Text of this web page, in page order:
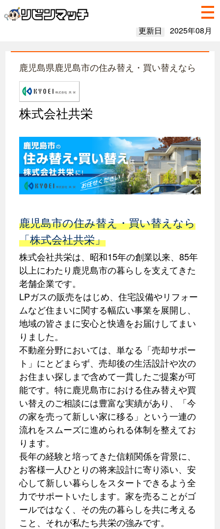
更新日 2025年08月
鹿児島県鹿児島市の住み替え・買い替えなら
株式会社共栄
鹿児島市の住み替え・買い替えなら
「株式会社共栄」
株式会社共栄は、昭和15年の創業以来、85年
以上にわたり鹿児島市の暮らしを支えてきた
老舗企業です。
LPガスの販売をはじめ、住宅設備やリフォー
ムなど住まいに関する幅広い事業を展開し、
地域の皆さまに安心と快適をお届けしてまい
りました。
不動産分野においては、単なる「売却サポー
ト」にとどまらず、売却後の生活設計や次の
お住まい探しまで含めて一貫したご提案が可
能です。特に鹿児島市における住み替えや買
い替えのご相談には豊富な実績があり、「今
の家を売って新しい家に移る」という一連の
流れをスムーズに進められる体制を整えてお
ります。
長年の経験と培ってきた信頼関係を背景に、
お客様一人ひとりの将来設計に寄り添い、安
心して新しい暮らしをスタートできるよう全
力でサポートいたします。家を売ることがゴ
ールではなく、その先の暮らしを共に考える
こと、それが私たち共栄の強みです。